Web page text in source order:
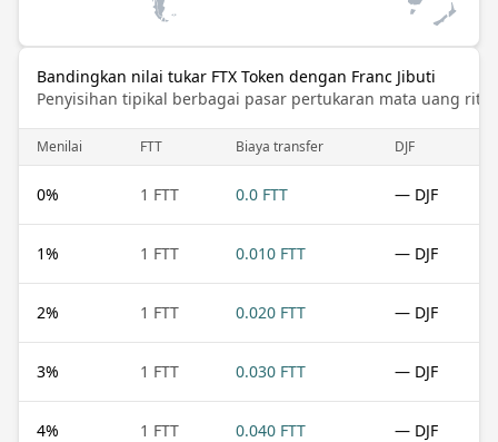
Bandingkan nilai tukar FTX Token dengan Franc Jibuti
Penyisihan tipikal berbagai pasar pertukaran mata uang ritel
Menilai FTT Biaya transfer DJF
0% 1 FTT 0.0 FTT — DJF
1% 1 FTT 0.010 FTT — DJF
2% 1 FTT 0.020 FTT — DJF
3% 1 FTT 0.030 FTT — DJF
4% 1 FTT 0.040 FTT — DJF